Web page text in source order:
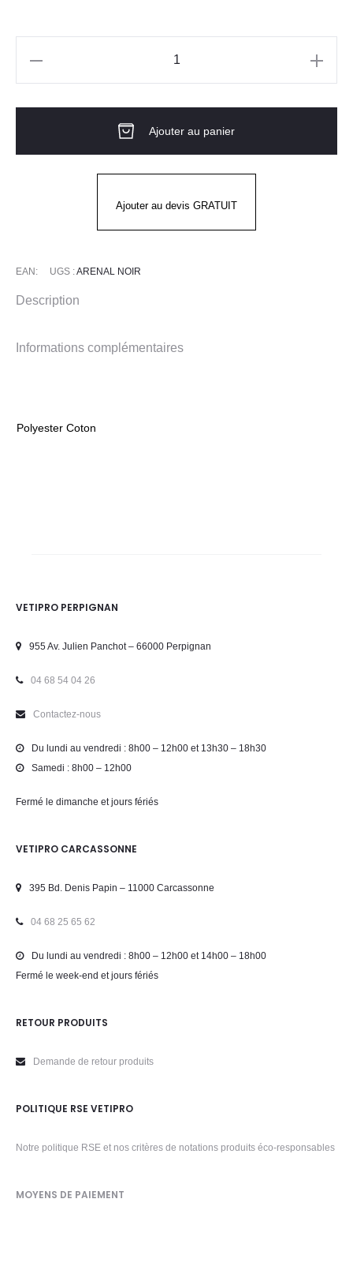
Cuisine
Ajouter au panier
Ajouter au devis GRATUIT
EAN: UGS :ARENAL NOIR
Description
Informations complémentaires
Polyester Coton
VETIPRO PERPIGNAN
955 Av. Julien Panchot – 66000 Perpignan
04 68 54 04 26
Contactez-nous
Du lundi au vendredi : 8h00 – 12h00 et 13h30 – 18h30
Samedi : 8h00 – 12h00
Fermé le dimanche et jours fériés
VETIPRO CARCASSONNE
395 Bd. Denis Papin – 11000 Carcassonne
04 68 25 65 62
Du lundi au vendredi : 8h00 – 12h00 et 14h00 – 18h00
Fermé le week-end et jours fériés
RETOUR PRODUITS
Demande de retour produits
POLITIQUE RSE VETIPRO
Notre politique RSE et nos critères de notations produits éco-responsables
MOYENS DE PAIEMENT